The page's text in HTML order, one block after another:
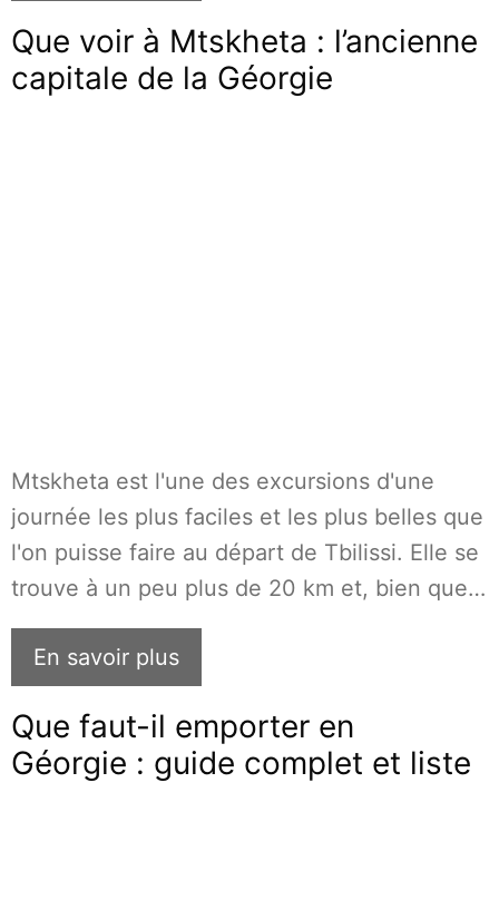
Que voir à Mtskheta : l’ancienne
capitale de la Géorgie
Mtskheta est l'une des excursions d'une
journée les plus faciles et les plus belles que
l'on puisse faire au départ de Tbilissi. Elle se
trouve à un peu plus de 20 km et, bien que…
En savoir plus
Que faut-il emporter en
Géorgie : guide complet et liste